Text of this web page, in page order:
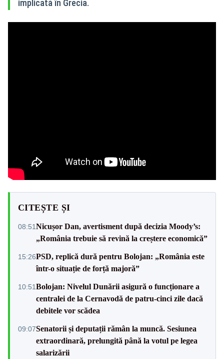
implicată în Grecia.
CITEȘTE ȘI
08:51Nicușor Dan, avertisment după decizia Moody’s:
„România trebuie să revină la creștere economică”
15:26PSD, replică dură pentru Bolojan: „România este
într-o situație de forță majoră”
10:51Bolojan: Nivelul Dunării asigură o funcționare a
centralei de la Cernavodă de patru-cinci zile dacă
debitele vor scădea
09:07Senatorii și deputații rămân la muncă. Sesiunea
extraordinară, prelungită până la votul pe legea
salarizării